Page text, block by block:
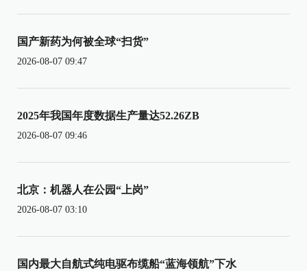
国产新药为何被全球“扫货”
2026-08-07 09:47
2025年我国年度数据生产量达52.26ZB
2026-08-07 09:46
北京：机器人在公园“上岗”
2026-08-07 03:10
国内最大自航式纯电驱布缆船“蓝海领航”下水